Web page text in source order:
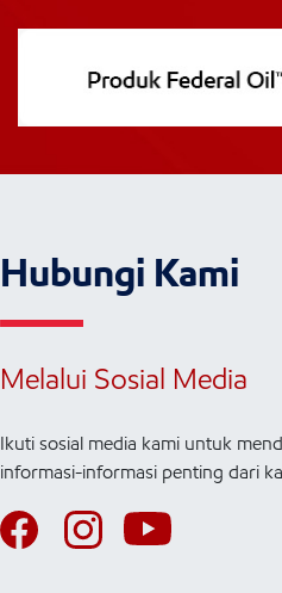
Hubungi Kami
Melalui Sosial Media
Ikuti sosial media kami untuk
informasi-informasi penting dari